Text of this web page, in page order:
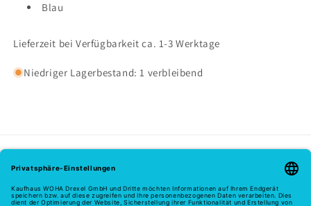
Blau
Lieferzeit bei Verfügbarkeit ca. 1-3 Werktage
Niedriger Lagerbestand: 1 verbleibend
E-Mail